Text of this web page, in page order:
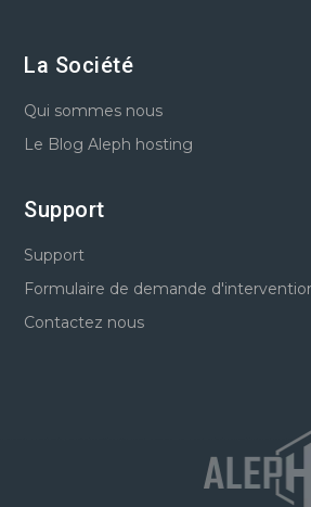
La Société
Qui sommes nous
Le Blog Aleph hosting
Support
Support
Formulaire de demande
Contactez nous